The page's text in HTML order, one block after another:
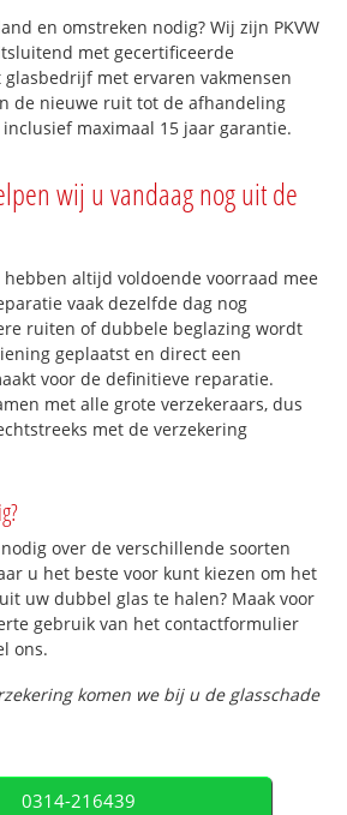
en omstreken nodig? Wij zijn PKVW
met gecertificeerde
glasbedrijf met ervaren vakmensen
de nieuwe ruit tot de afhandeling
maximaal 15 jaar garantie.
wij u vandaag nog uit de
hebben altijd voldoende voorraad mee
vaak dezelfde dag nog
ruiten of dubbele beglazing wordt
geplaatst en direct een
voor de definitieve reparatie.
met alle grote verzekeraars, dus
met de verzekering
over de verschillende soorten
u het beste voor kunt kiezen om het
uw dubbel glas te halen? Maak voor
gebruik van het contactformulier
ons.
komen we bij u de glasschade
0314-216439